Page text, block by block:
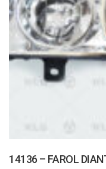
14136 – FAROL